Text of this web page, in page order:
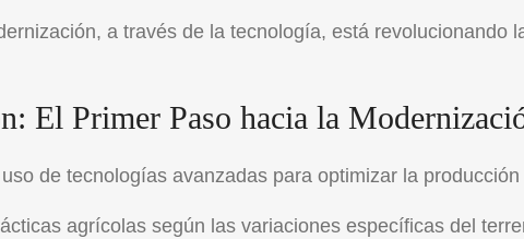
a través de la tecnología, está revolucionando
El Primer Paso hacia la
de tecnologías avanzadas para optimizar la
agrícolas según las variaciones específicas del